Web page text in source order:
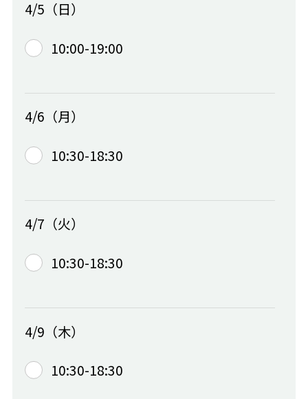
4/5（日）
10:00-19:00
4/6（月）
10:30-18:30
4/7（火）
10:30-18:30
4/9（木）
10:30-18:30